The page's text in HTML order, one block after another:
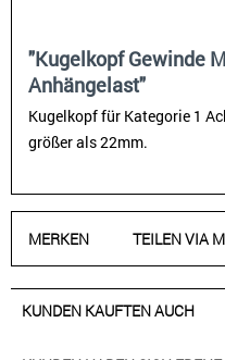
"Kugelkopf Gewinde
Anhängelast"
Kugelkopf für Kategorie 1
größer als 22mm.
MERKEN TEILEN VIA
KUNDEN KAUFTEN AUCH